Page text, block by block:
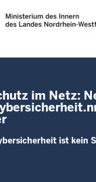
Direkt zum
DEAKTIVIEREN:
im Netz:
ist kein